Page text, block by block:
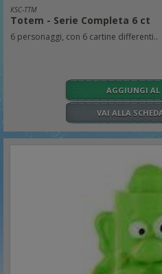
KSC-TTM
Totem - Serie Completa 6 ct
6 personaggi, con 6 cartine differenti..
AGGIUNGI AL
VAI ALLA